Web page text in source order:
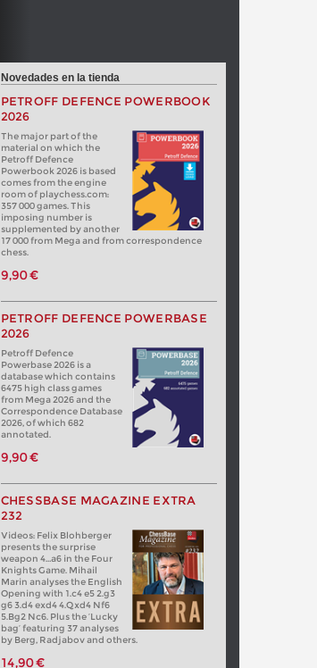
Novedades en la tienda
PETROFF DEFENCE POWERBOOK
2026
The major part of the
material on which the
Petroff Defence
Powerbook 2026 is based
comes from the engine
room of playchess.com:
357 000 games. This
imposing number is
supplemented by another
17 000 from Mega and from correspondence
chess.
9,90 €
PETROFF DEFENCE POWERBASE
2026
Petroff Defence
Powerbase 2026 is a
database which contains
6475 high class games
from Mega 2026 and the
Correspondence Database
2026, of which 682
annotated.
9,90 €
CHESSBASE MAGAZINE EXTRA
232
Videos: Felix Blohberger
presents the surprise
weapon 4…a6 in the Four
Knights Game. Mihail
Marin analyses the English
Opening with 1.c4 e5 2.g3
g6 3.d4 exd4 4.Qxd4 Nf6
5.Bg2 Nc6. Plus the ‘Lucky
bag’ featuring 37 analyses
by Berg, Radjabov and others.
14,90 €